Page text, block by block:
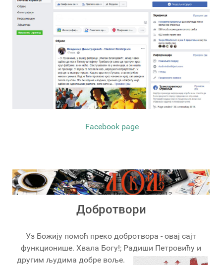
Facebook page
Добротвори
Уз Божију помоћ преко добротвора - овај сајт
функционише. Хвала Богу!; Радиши Петровићу и
другим људима добре воље.